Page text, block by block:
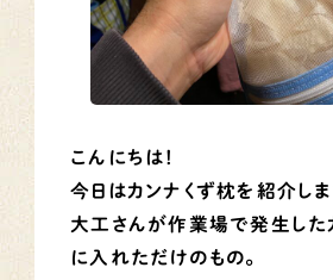
こんにちは！
今日はカンナくず枕を紹介しま
大工さんが作業場で発生した
に入れただけのもの。